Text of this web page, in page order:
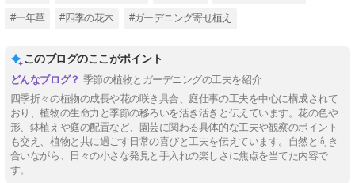
#一年草 #四季の花木 #ガーデニング寄せ植え
このブログのここがポイント
季節の植物とガーデニングの工夫を紹介
四季折々の植物の成長や花の咲き具合、庭仕事の工夫を中心に構成されて
おり、植物の生命力と季節の移ろいを活き活きと伝えています。花の色や
形、鉢植えや庭の配置など、園芸に関わる具体的な工夫や観察のポイント
も交え、植物と共に過ごす日常の喜びと工夫を伝えています。自然と向き
合いながら、日々の小さな発見と手入れの楽しさに焦点を当てた内容で
す。